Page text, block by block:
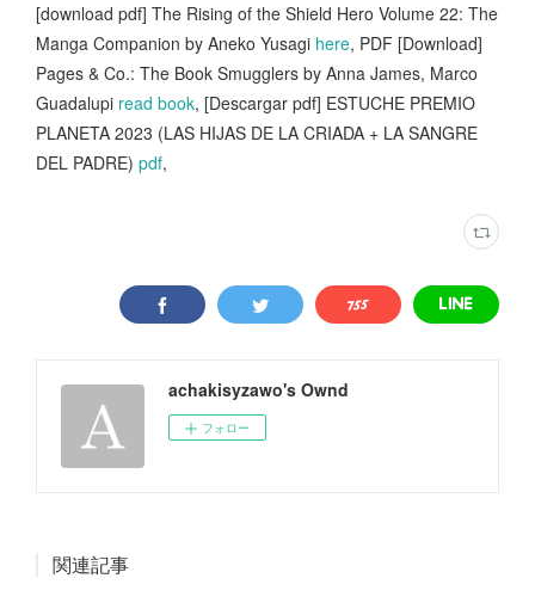
[download pdf] The Rising of the Shield Hero Volume 22: The
Manga Companion by Aneko Yusagi here, PDF [Download]
Pages & Co.: The Book Smugglers by Anna James, Marco
Guadalupi read book, [Descargar pdf] ESTUCHE PREMIO
PLANETA 2023 (LAS HIJAS DE LA CRIADA + LA SANGRE
DEL PADRE) pdf,
achakisyzawo's Ownd
フォロー
関連記事